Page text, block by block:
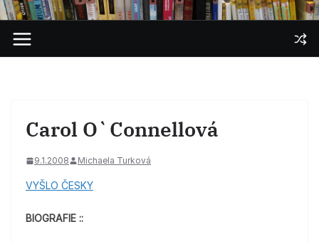
Carol O`Connellová
9.1.2008 Michaela Turková
VYŠLO ČESKY
BIOGRAFIE ::